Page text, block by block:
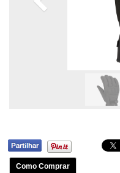
Como Comprar